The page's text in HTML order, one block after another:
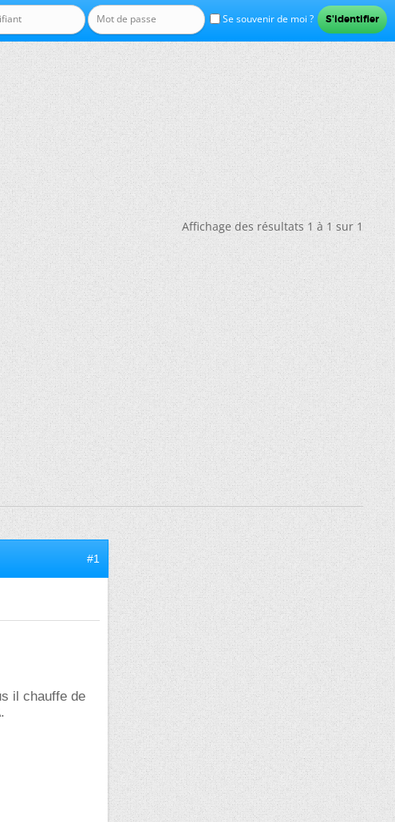
Se souvenir de moi ?
Affichage des résultats 1 à 1 sur 1
#1
il chauffe de